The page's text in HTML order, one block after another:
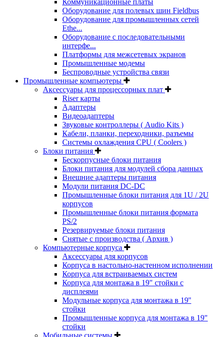
Оборудование для полевых шин Fieldbus
Оборудование для промышленных сетей
Ethe...
Оборудование с последовательными
интерфе...
Платформы для межсетевых экранов
Промышленные модемы
Беспроводные устройства связи
Промышленные компьютеры
Аксессуары для процессорных плат
Riser карты
Адаптеры
Видеоадаптеры
Звуковые контроллеры ( Audio Kits )
Кабели, планки, переходники, разъемы
Системы охлаждения CPU ( Coolers )
Блоки питания
Бескорпусные блоки питания
Блоки питания для модулей сбора данных
Внешние адаптеры питания
Модули питания DC-DC
Промышленные блоки питания для 1U / 2U
корпусов
Промышленные блоки питания формата
PS/2
Резервируемые блоки питания
Снятые с производства ( Архив )
Компьютерные корпуса
Аксессуары для корпусов
Корпуса в настольно-настенном исполнении
Корпуса для встраиваемых систем
Корпуса для монтажа в 19" стойки с
дисплеями
Модульные корпуса для монтажа в 19''
стойки
Промышленные корпуса для монтажа в 19"
стойки
Мобильные системы